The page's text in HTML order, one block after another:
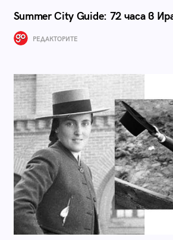
Summer City Guide: 72 часа в
РЕДАКТОРИТЕ